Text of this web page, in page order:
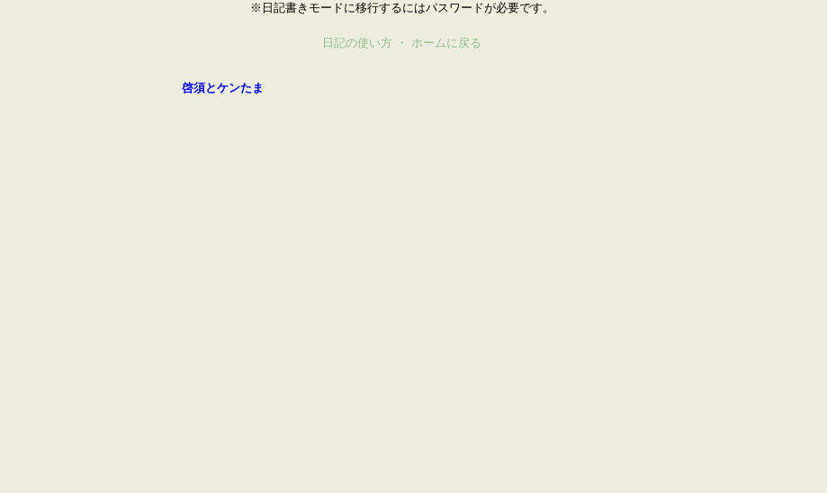
※日記書きモードに移行するにはパスワードが必要です。
日記の使い方 ・ ホームに戻る
啓須とケンたま